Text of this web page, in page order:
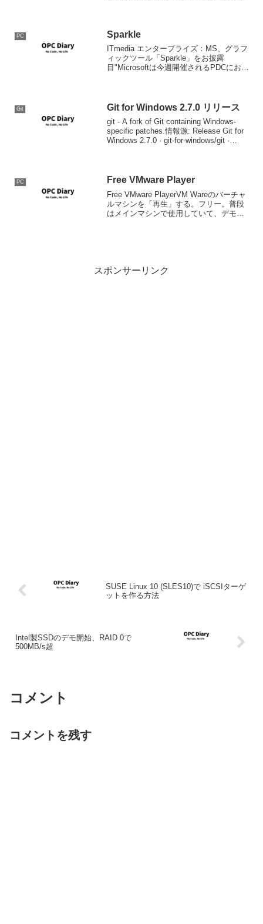
PC Sparkle
ITmedia エンタープライズ：MS、グラフ
ィックツール「Sparkle」をお披露
目"Microsoftは今週開催されるPDCにおい
Git Git for Windows 2.7.0 リリース
git - A fork of Git containing Windows-
specific patches.情報源: Release Git for
Windows 2.7.0 · git-for-windows/git ·
PC Free VMware Player
Free VMware PlayerVM Wareのバーチャ
ルマシンを「再生」する。フリー。普段
はメインマシンで使用していて、デモ等
スポンサーリンク
SUSE Linux 10 (SLES10)で iSCSIターゲ
ットを作る方法
Intel製SSDのデモ開始、RAID 0で
500MB/s超
コメント
コメントを残す